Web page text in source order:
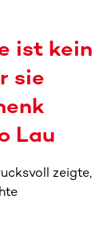
ist kein
sie
Lau
zeigte,